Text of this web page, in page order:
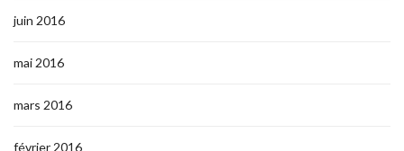
juin 2016
mai 2016
mars 2016
février 2016